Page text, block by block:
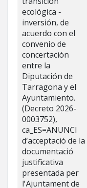
ecológica -
inversión, de
acuerdo con el
convenio de
concertación
entre la
Diputación de
Tarragona y el
Ayuntamiento.
(Decreto 2026-
0003752),
ca_ES=ANUNCI
d’acceptació de la
documentació
justificativa
presentada per
l'Ajuntament de